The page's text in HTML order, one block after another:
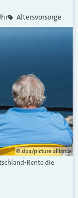
Altersvorsorge
© dpa/picture alliance
Rente die